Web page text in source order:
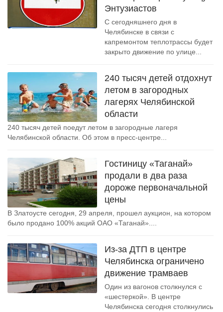
Энтузиастов
С сегодняшнего дня в
Челябинске в связи с
капремонтом теплотрассы будет
закрыто движение по улице...
240 тысяч детей отдохнут
летом в загородных
лагерях Челябинской
области
240 тысяч детей поедут летом в загородные лагеря
Челябинской области. Об этом в пресс-центре...
Гостиницу «Таганай»
продали в два раза
дороже первоначальной
цены
В Златоусте сегодня, 29 апреля, прошел аукцион, на котором
было продано 100% акций ОАО «Таганай»....
Из-за ДТП в центре
Челябинска ограничено
движение трамваев
Один из вагонов столкнулся с
«шестеркой». В центре
Челябинска сегодня столкнулись